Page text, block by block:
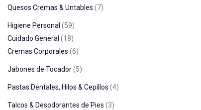
Quesos Cremas & Untables 7
Higiene Personal
59
Cuidado General
18
Cremas Corporales 6
Jabones de Tocador 5
Pastas Dentales, Hilos & Cepillos 4
Talcos & Desodorantes de Pies 3